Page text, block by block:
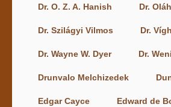
Dr. O. Z. A. Hanish Dr.
Dr. Szilágyi Vilmos Dr.
Dr. Wayne W. Dyer Dr.
Drunvalo Melchizedek
Edgar Cayce Edward de